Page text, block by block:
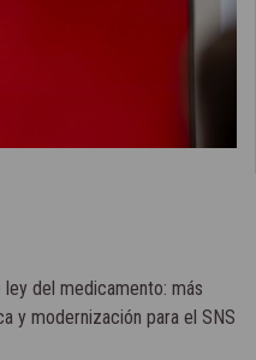
del medicamento: más
y modernización para el SNS